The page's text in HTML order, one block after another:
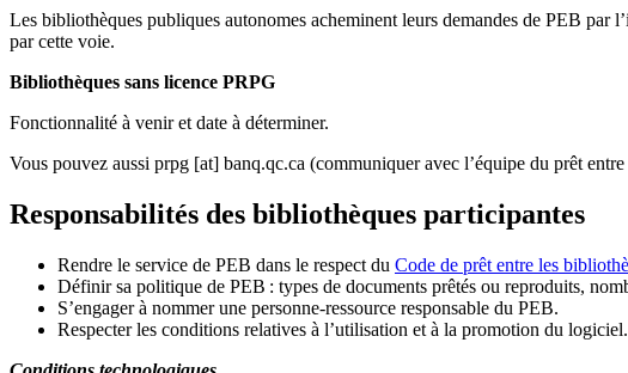
Les bibliothèques publiques autonomes acheminent leurs demandes de PEB par
par cette voie.
Bibliothèques sans licence PRPG
Fonctionnalité à venir et date à déterminer.
Vous pouvez aussi prpg [at] banq.qc.ca (communiquer avec l’équipe du prêt
Responsabilités des bibliothèques participantes
Rendre le service de PEB dans le respect du Code de prêt entre les
Définir sa politique de PEB : types de documents prêtés ou reproduits,
S’engager à nommer une personne-ressource responsable du PEB.
Respecter les conditions relatives à l’utilisation et à la promotion du logiciel.